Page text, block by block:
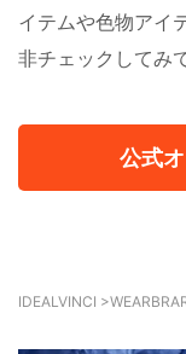
イテムや色物アイ
非チェックしてみ
公式
IDEALVINCI >